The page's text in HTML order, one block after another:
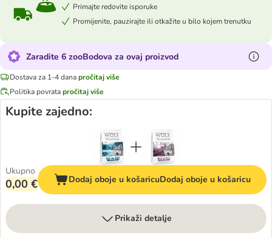
Primajte redovite isporuke
Promijenite, pauzirajte ili otkažite u bilo kojem trenutku
Zaradite 6 zooBodova za ovaj proizvod
Dostava za 1-4 danapročitaj više
Politika povratapročitaj više
Kupite zajedno:
Ukupno
0,00 € Dodaj oboje u košaricuDodaj oboje u košaricu
Prikaži detalje